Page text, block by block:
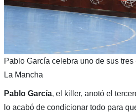
Pablo García celebra uno de sus
La Mancha
Pablo García, el killer, anotó el
lo acabó de condicionar todo para